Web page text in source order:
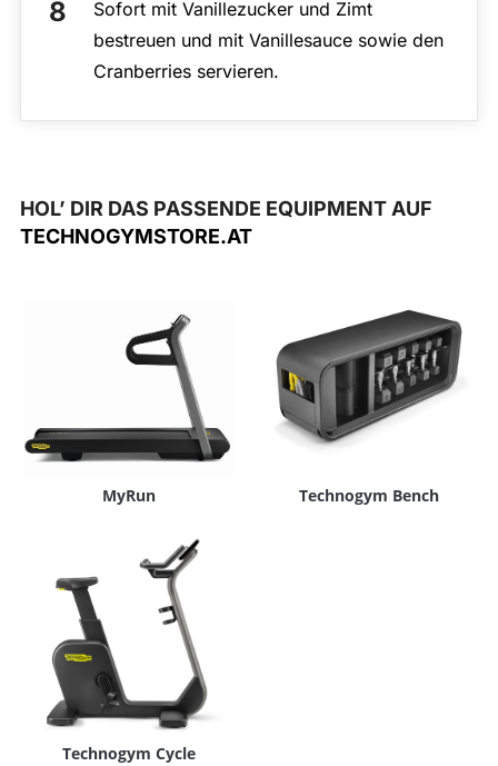
Sofort mit Vanillezucker und Zimt
bestreuen und mit Vanillesauce sowie den
Cranberries servieren.
HOL’ DIR DAS PASSENDE EQUIPMENT AUF
TECHNOGYMSTORE.AT
MyRun Technogym Bench
Technogym Cycle